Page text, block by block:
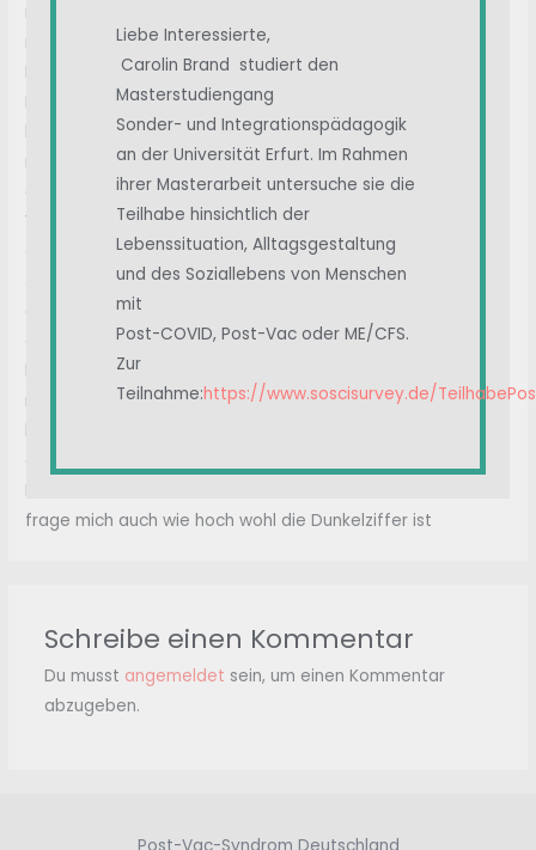
nichts gefunden, irgendwann war dann meine Diagnose
reaktive Arthritis, eine Form einer Autoimmunkrankheit.
Immer wieder habe ich in den Raum gestellt, ob es mit der
Impfung zusammenhängen kann, aber das wurde weder
bestätigt noch wurde es ausgeschlossen. Das weiß noch
niemand so genau, dazu fehlen Studien, allerdings werden
die auch gar nicht durchgeführt, noch wird irgendein
Verdacht gemeldet, wie sollen denn da die Zahlen der so
gut verträglichen Impfung stimmen?
Jetzt nach 7 Monaten ist die Entzündung unter Kortison
abgeklungen, das ganze Bein fühlt sich schwach bis taub
an, nach 20 Schritten braucht es eine Pause, darauf stehen
kann ich nicht lange, ich fühle mich alleingelassen, wie soll
man jemals nachweisen, daß das an der Impfung liegen
könnte…..die Situation mit gesundheitlichen und
Ich bin schockiert über die vielen Geschichten hier und
frage mich auch wie hoch wohl die Dunkelziffer ist
Schreibe einen Kommentar
Du musst angemeldet sein, um einen Kommentar
abzugeben.
Liebe Interessierte,
Carolin Brand studiert den
Masterstudiengang
Sonder- und Integrationspädagogik
an der Universität Erfurt. Im Rahmen
ihrer Masterarbeit untersuche sie die
Teilhabe hinsichtlich der
Lebenssituation, Alltagsgestaltung
und des Soziallebens von Menschen
mit
Post-COVID, Post-Vac oder ME/CFS.
Zur
Teilnahme:https://www.soscisurvey.de/